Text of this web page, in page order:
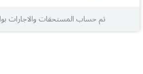
تم حساب المستحقات والاجارات